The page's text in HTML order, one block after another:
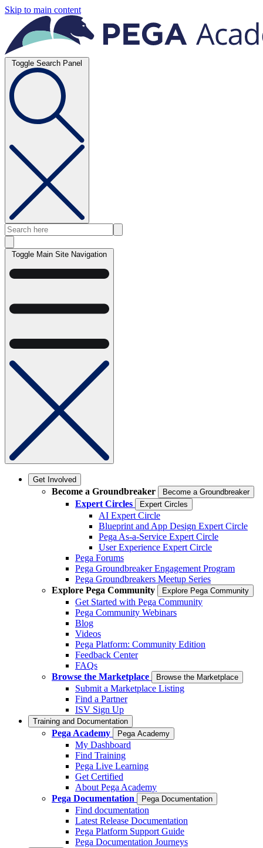
Skip to main content
Toggle Search Panel
Toggle Main Site Navigation
Get Involved
Become a Groundbreaker Become a Groundbreaker
Expert Circles Expert Circles
AI Expert Circle
Blueprint and App Design Expert Circle
Pega As-a-Service Expert Circle
User Experience Expert Circle
Pega Forums
Pega Groundbreaker Engagement Program
Pega Groundbreakers Meetup Series
Explore Pega Community
Explore Pega Community
Get Started with Pega Community
Pega Community Webinars
Blog
Videos
Pega Platform: Community Edition
Feedback Center
FAQs
Browse the Marketplace
Browse the Marketplace
Submit a Marketplace Listing
Find a Partner
ISV Sign Up
Training and Documentation
Pega Academy Pega Academy
My Dashboard
Find Training
Pega Live Learning
Get Certified
About Pega Academy
Pega Documentation
Pega Documentation
Find documentation
Latest Release Documentation
Pega Platform Support Guide
Pega Documentation Journeys